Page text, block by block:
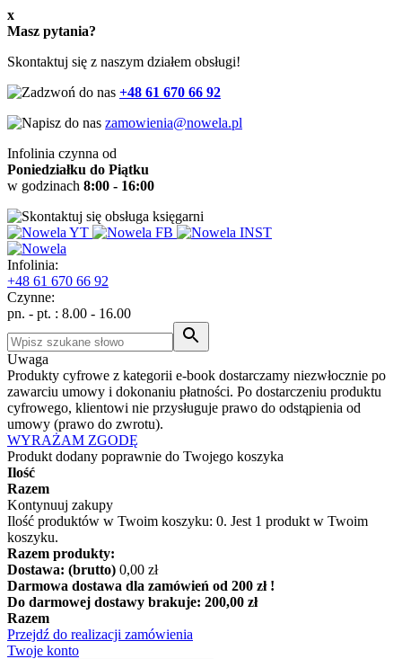
x
Masz pytania?
Skontaktuj się z naszym działem obsługi!
+48 61 670 66 92
zamowienia@nowela.pl
Infolinia czynna od
Poniedziałku do Piątku
w godzinach 8:00 - 16:00
Infolinia:
+48 61 670 66 92
Czynne:
pn. - pt. : 8.00 - 16.00
Uwaga
Produkty cyfrowe z kategorii e-book dostarczamy niezwłocznie po
zawarciu umowy i dokonaniu płatności. Po dostarczeniu produktu
cyfrowego, klientowi nie przysługuje prawo do odstąpienia od
umowy (prawo do zwrotu).
WYRAŻAM ZGODĘ
Produkt dodany poprawnie do Twojego koszyka
Ilość
Razem
Kontynuuj zakupy
Ilość produktów w Twoim koszyku: 0. Jest 1 produkt w Twoim
koszyku.
Razem produkty:
Dostawa: (brutto) 0,00 zł
Darmowa dostawa dla zamówień od 200 zł !
Do darmowej dostawy brakuje: 200,00 zł
Razem
Przejdź do realizacji zamówienia
Twoje konto